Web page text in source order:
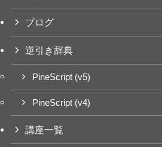
ブログ
逆引き辞典
PineScript (v5)
PineScript (v4)
講座一覧